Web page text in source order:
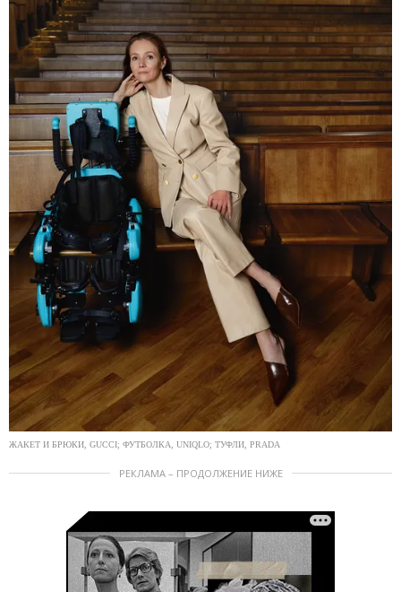
ЖАКЕТ И БРЮКИ, GUCCI; ФУТБОЛКА, UNIQLO; ТУФЛИ, PRADA
РЕКЛАМА – ПРОДОЛЖЕНИЕ НИЖЕ